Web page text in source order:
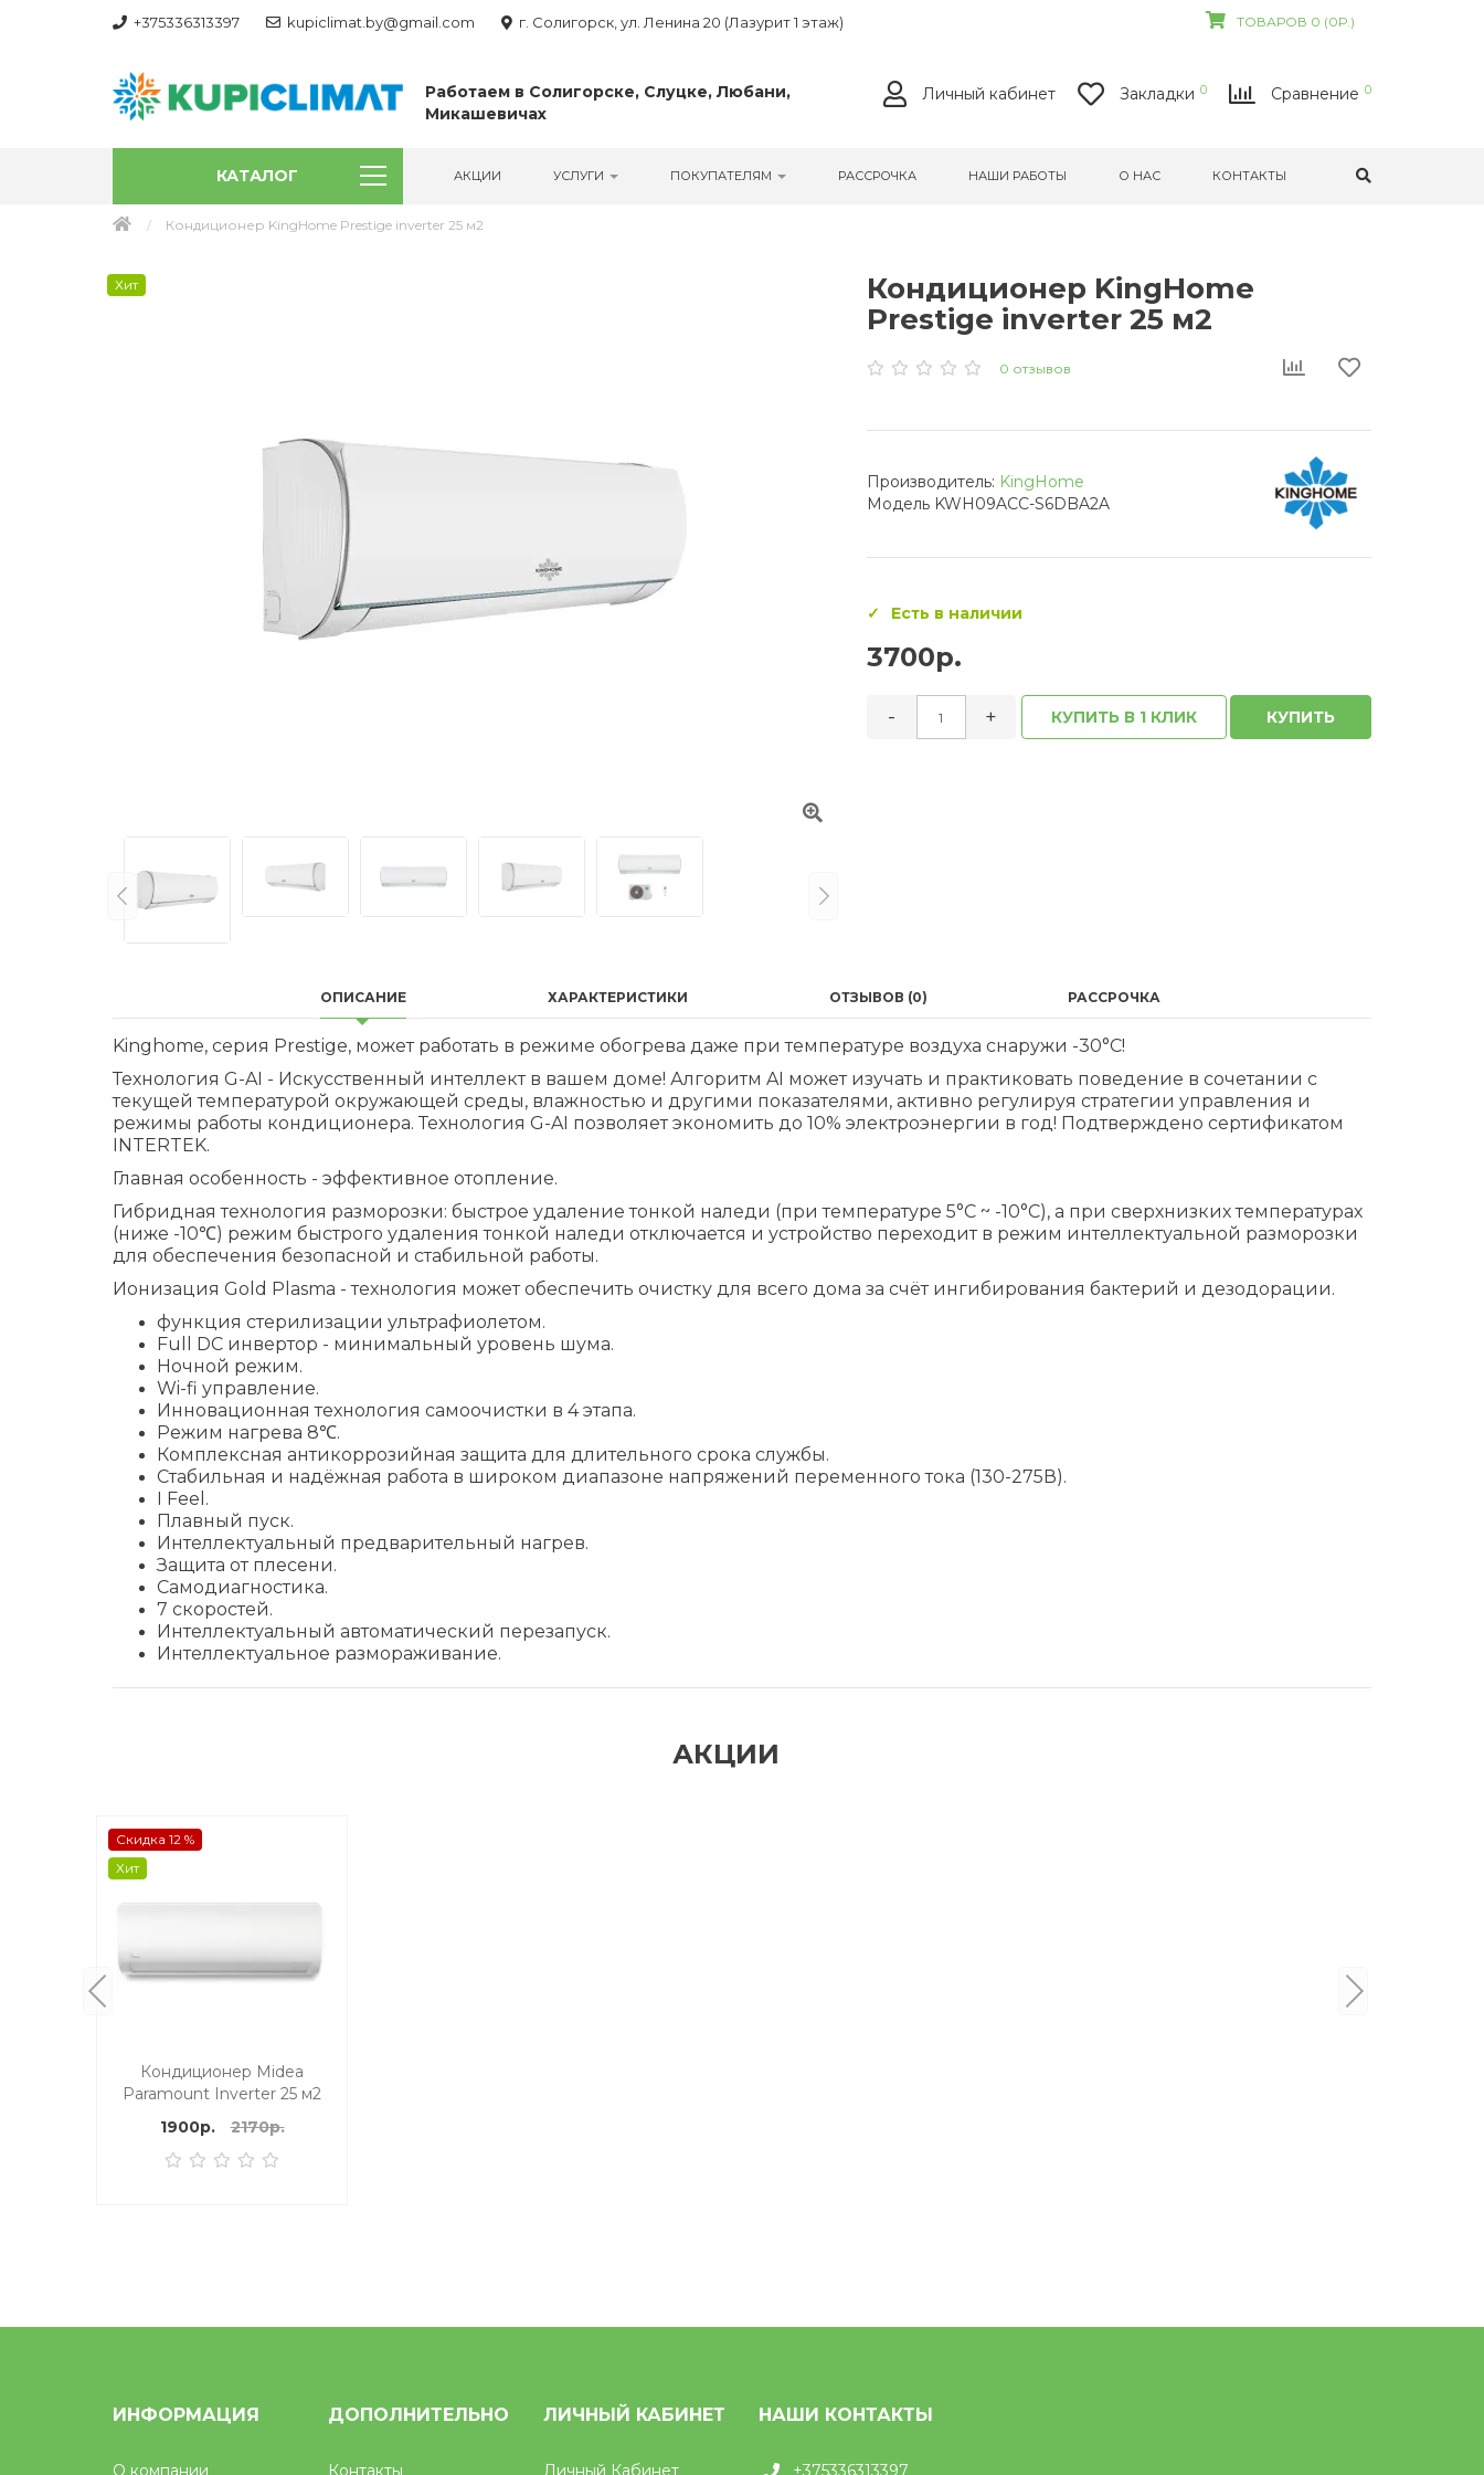
+375336313397 kupiclimat.by@gmail.com г. Солигорск, ул. Ленина 20 (Лазурит 1 этаж) ТОВАРОВ 0 (0Р.)
Работаем в Солигорске, Слуцке, Любани,
Микашевичах
Личный кабинет Закладки 0 Сравнение 0
КАТАЛОГ АКЦИИ УСЛУГИ ПОКУПАТЕЛЯМ РАССРОЧКА НАШИ РАБОТЫ О НАС КОНТАКТЫ
Кондиционер KingHome Prestige inverter 25 м2
Хит
Кондиционер KingHome
Prestige inverter 25 м2
0 отзывов
Производитель: KingHome
Модель KWH09ACC-S6DBA2A
Есть в наличии
3700р.
- + КУПИТЬ В 1 КЛИК КУПИТЬ
ОПИСАНИЕ ХАРАКТЕРИСТИКИ ОТЗЫВОВ (0) РАССРОЧКА
Kinghome, серия Prestige, может работать в режиме обогрева даже при температуре воздуха снаружи -30°С!
Технология G-AI - Искусственный интеллект в вашем доме! Алгоритм AI может изучать и практиковать поведение в сочетании с
текущей температурой окружающей среды, влажностью и другими показателями, активно регулируя стратегии управления и
режимы работы кондиционера. Технология G-AI позволяет экономить до 10% электроэнергии в год! Подтверждено сертификатом
INTERTEK.
Главная особенность - эффективное отопление.
Гибридная технология разморозки: быстрое удаление тонкой наледи (при температуре 5°C ~ -10°C), а при сверхнизких температурах
(ниже -10℃) режим быстрого удаления тонкой наледи отключается и устройство переходит в режим интеллектуальной разморозки
для обеспечения безопасной и стабильной работы.
Ионизация Gold Plasma - технология может обеспечить очистку для всего дома за счёт ингибирования бактерий и дезодорации.
функция стерилизации ультрафиолетом.
Full DC инвертор - минимальный уровень шума.
Ночной режим.
Wi-fi управление.
Инновационная технология самоочистки в 4 этапа.
Режим нагрева 8℃.
Комплексная антикоррозийная защита для длительного срока службы.
Стабильная и надёжная работа в широком диапазоне напряжений переменного тока (130-275В).
I Feel.
Плавный пуск.
Интеллектуальный предварительный нагрев.
Защита от плесени.
Самодиагностика.
7 скоростей.
Интеллектуальный автоматический перезапуск.
Интеллектуальное размораживание.
АКЦИИ
Скидка 12 %
Хит
Кондиционер Midea
Paramount Inverter 25 м2
1900р.
2170р.
ИНФОРМАЦИЯ
О компании
ДОПОЛНИТЕЛЬНО
Контакты
ЛИЧНЫЙ КАБИНЕТ
Личный Кабинет
НАШИ КОНТАКТЫ
+375336313397